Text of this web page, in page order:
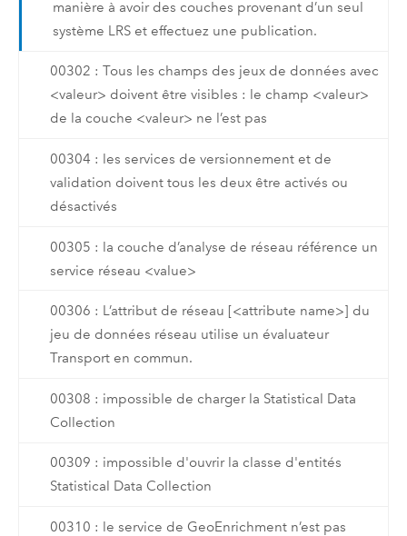
manière à avoir des couches provenant d’un seul
système LRS et effectuez une publication.
00302 : Tous les champs des jeux de données avec
<valeur> doivent être visibles : le champ <valeur>
de la couche <valeur> ne l’est pas
00304 : les services de versionnement et de
validation doivent tous les deux être activés ou
désactivés
00305 : la couche d’analyse de réseau référence un
service réseau <value>
00306 : L’attribut de réseau [<attribute name>] du
jeu de données réseau utilise un évaluateur
Transport en commun.
00308 : impossible de charger la Statistical Data
Collection
00309 : impossible d'ouvrir la classe d'entités
Statistical Data Collection
00310 : le service de GeoEnrichment n’est pas